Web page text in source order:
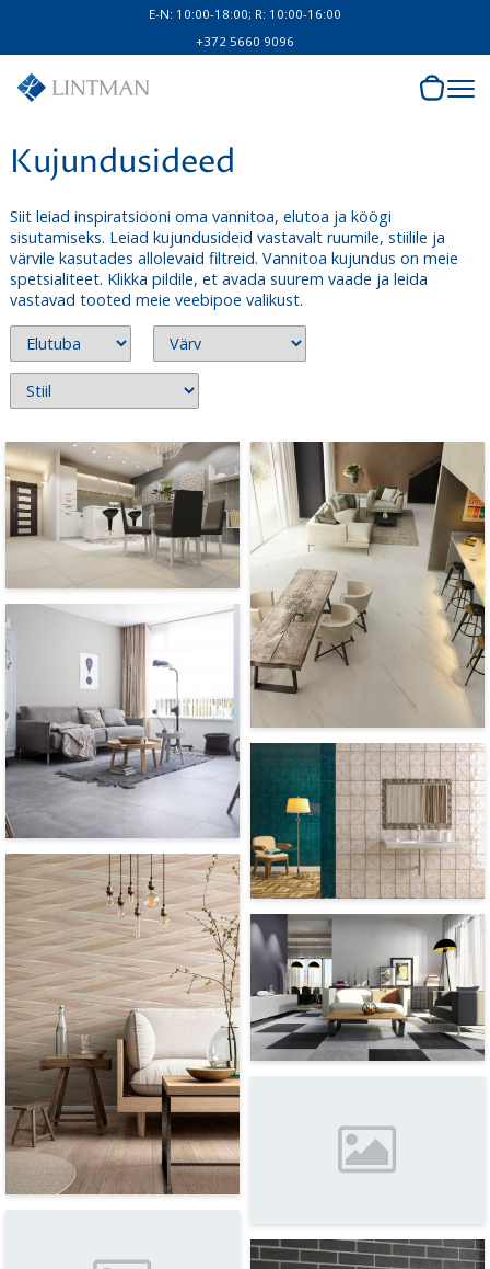
E-N: 10:00-18:00; R: 10:00-16:00
+372 5660 9096
Kujundusideed
Siit leiad inspiratsiooni oma vannitoa, elutoa ja köögi
sisutamiseks. Leiad kujundusideid vastavalt ruumile, stiilile ja
värvile kasutades allolevaid filtreid. Vannitoa kujundus on meie
spetsialiteet. Klikka pildile, et avada suurem vaade ja leida
vastavad tooted meie veebipoe valikust.